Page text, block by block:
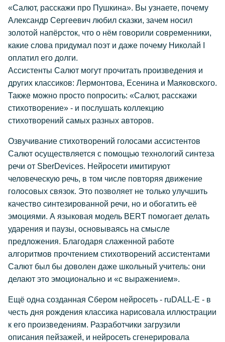
«Салют, расскажи про Пушкина». Вы узнаете, почему
Александр Сергеевич любил сказки, зачем носил
золотой напёрсток, что о нём говорили современники,
какие слова придумал поэт и даже почему Николай I
оплатил его долги.
Ассистенты Салют могут прочитать произведения и
других классиков: Лермонтова, Есенина и Маяковского.
Также можно просто попросить: «Салют, расскажи
стихотворение» - и послушать коллекцию
стихотворений самых разных авторов.
Озвучивание стихотворений голосами ассистентов
Салют осуществляется с помощью технологий синтеза
речи от SberDevices. Нейросети имитируют
человеческую речь, в том числе повторяя движение
голосовых связок. Это позволяет не только улучшить
качество синтезированной речи, но и обогатить её
эмоциями. А языковая модель BERT помогает делать
ударения и паузы, основываясь на смысле
предложения. Благодаря слаженной работе
алгоритмов прочтением стихотворений ассистентами
Салют был бы доволен даже школьный учитель: они
делают это эмоционально и «с выражением».
Ещё одна созданная Сбером нейросеть - ruDALL-E - в
честь дня рождения классика нарисовала иллюстрации
к его произведениям. Разработчики загрузили
описания пейзажей, и нейросеть сгенерировала